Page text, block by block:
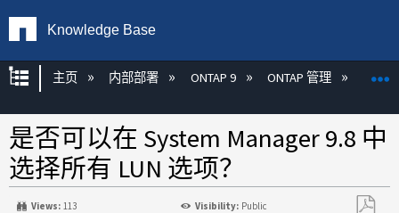
Knowledge Base
扩展/隐缩全局层次
主页 内部部署 ONTAP 9 ONTAP 管理
是否可以在 System Manager 9.8 中
选择所有 LUN 选项？
Views: 113 Visibility: Public